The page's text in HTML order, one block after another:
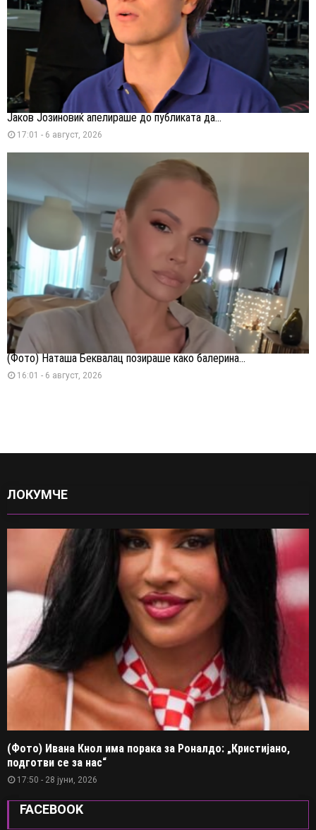
Јаков Јозиновиќ апелираше до публиката да...
17:01 - 6 август, 2026
(Фото) Наташа Беквалац позираше како балерина...
16:01 - 6 август, 2026
ЛОКУМЧЕ
(Фото) Ивана Кнол има порака за Роналдо: „Кристијано,
подготви се за нас“
17:50 - 28 јуни, 2026
FACEBOOK